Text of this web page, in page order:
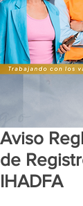
Aviso
de
IHADFA